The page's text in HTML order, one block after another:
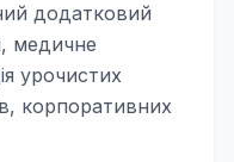
додатковий
медичне
урочистих
корпоративних